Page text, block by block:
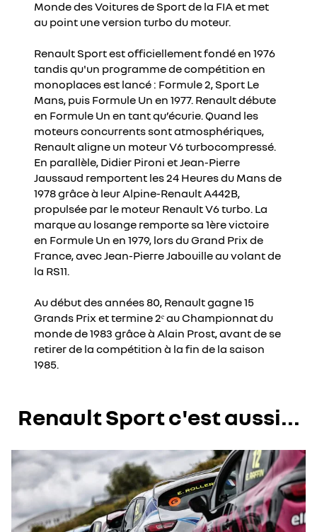
Monde des Voitures de Sport de la FIA et met
au point une version turbo du moteur.
Renault Sport est officiellement fondé en 1976
tandis qu'un programme de compétition en
monoplaces est lancé : Formule 2, Sport Le
Mans, puis Formule Un en 1977. Renault débute
en Formule Un en tant qu’écurie. Quand les
moteurs concurrents sont atmosphériques,
Renault aligne un moteur V6 turbocompressé.
En parallèle, Didier Pironi et Jean-Pierre
Jaussaud remportent les 24 Heures du Mans de
1978 grâce à leur Alpine-Renault A442B,
propulsée par le moteur Renault V6 turbo. La
marque au losange remporte sa 1ère victoire
en Formule Un en 1979, lors du Grand Prix de
France, avec Jean-Pierre Jabouille au volant de
la RS11.
Au début des années 80, Renault gagne 15
Grands Prix et termine 2ᵉ au Championnat du
monde de 1983 grâce à Alain Prost, avant de se
retirer de la compétition à la fin de la saison
1985.
Renault Sport c'est aussi...